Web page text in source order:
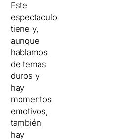
Este
espectáculo
tiene y,
aunque
hablamos
de temas
duros y
hay
momentos
emotivos,
también
hay